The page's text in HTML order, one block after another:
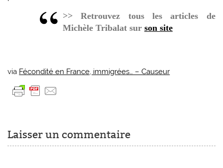
>> Retrouvez tous les articles de
Michèle Tribalat sur son site
via Fécondité en France, immigrées… – Causeur
Laisser un commentaire